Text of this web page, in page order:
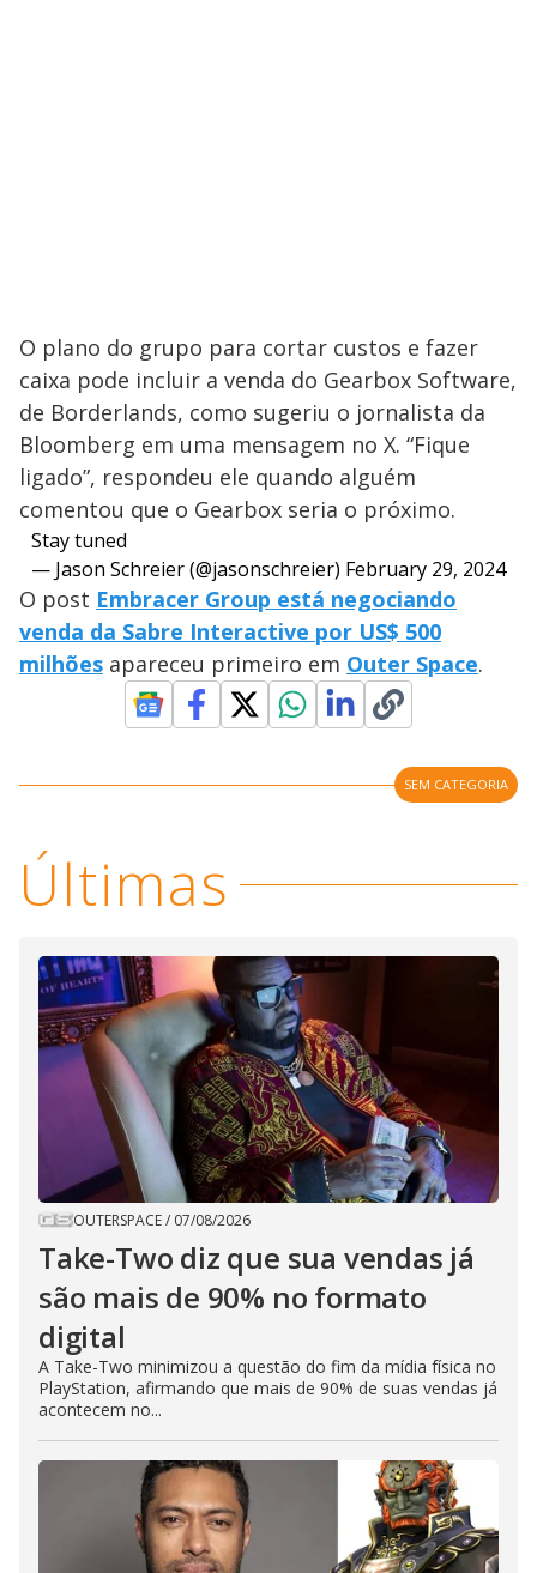
O plano do grupo para cortar custos e fazer
caixa pode incluir a venda do Gearbox Software,
de Borderlands, como sugeriu o jornalista da
Bloomberg em uma mensagem no X. “Fique
ligado”, respondeu ele quando alguém
comentou que o Gearbox seria o próximo.
Stay tuned
— Jason Schreier (@jasonschreier) February 29, 2024
O post Embracer Group está negociando
venda da Sabre Interactive por US$ 500
milhões apareceu primeiro em Outer Space.
SEM CATEGORIA
Últimas
OUTERSPACE/ 07/08/2026
Take-Two diz que sua vendas já
são mais de 90% no formato
digital
A Take-Two minimizou a questão do fim da mídia física no
PlayStation, afirmando que mais de 90% de suas vendas já
acontecem no...